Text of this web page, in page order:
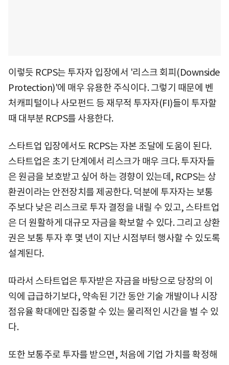
이렇듯 RCPS는 투자자 입장에서 '리스크 회피(Downside
Protection)'에 매우 유용한 주식이다. 그렇기 때문에 벤
처캐피털이나 사모펀드 등 재무적 투자자(FI)들이 투자할
때 대부분 RCPS를 사용한다.
스타트업 입장에서도 RCPS는 자본 조달에 도움이 된다.
스타트업은 초기 단계에서 리스크가 매우 크다. 투자자들
은 원금을 보호받고 싶어 하는 경향이 있는데, RCPS는 상
환권이라는 안전장치를 제공한다. 덕분에 투자자는 보통
주보다 낮은 리스크로 투자 결정을 내릴 수 있고, 스타트업
은 더 원활하게 대규모 자금을 확보할 수 있다. 그리고 상환
권은 보통 투자 후 몇 년이 지난 시점부터 행사할 수 있도록
설계된다.
따라서 스타트업은 투자받은 자금을 바탕으로 당장의 이
익에 급급하기보다, 약속된 기간 동안 기술 개발이나 시장
점유율 확대에만 집중할 수 있는 물리적인 시간을 벌 수 있
다.
또한 보통주로 투자를 받으면, 처음에 기업 가치를 확정해